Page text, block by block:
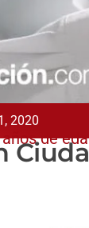
2020
de